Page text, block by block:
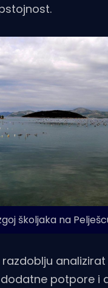
školjaka na
potpore i